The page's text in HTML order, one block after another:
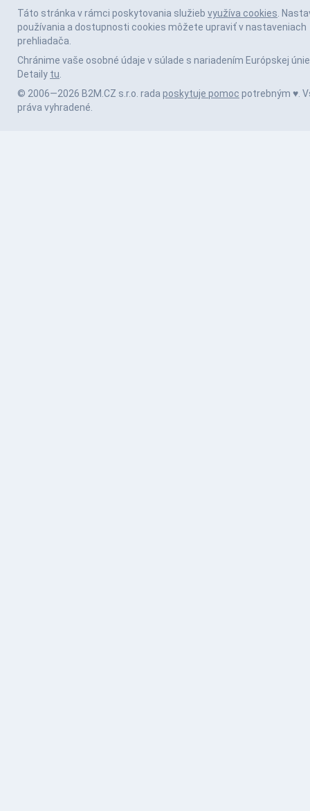
Táto stránka v rámci poskytovania služieb využíva cookies.
používania a dostupnosti cookies môžete upraviť v nastaveniach
prehliadača.
Chránime vaše osobné údaje v súlade s nariadením Európskej únie
Detaily tu.
© 2006—2026 B2M.CZ s.r.o. rada poskytuje pomoc potrebným ♥️.
práva vyhradené.